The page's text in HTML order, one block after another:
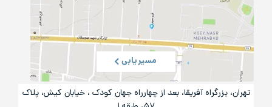
مسیریابی
تهران، بزرگراه آفریقا، بعد از چهارراه جهان کودک ، خیابان کیش، پلاک